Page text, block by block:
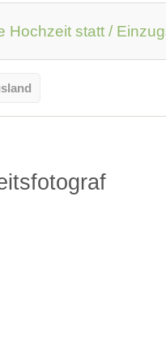
Hochzeit statt /